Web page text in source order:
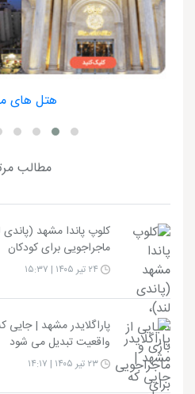
هتل های
مطالب
کلوپ پاندا مشهد (پاندی
ماجراجویی برای کودکان
پاراگلایدر مشهد | جایی
واقعیت تبدیل می شود